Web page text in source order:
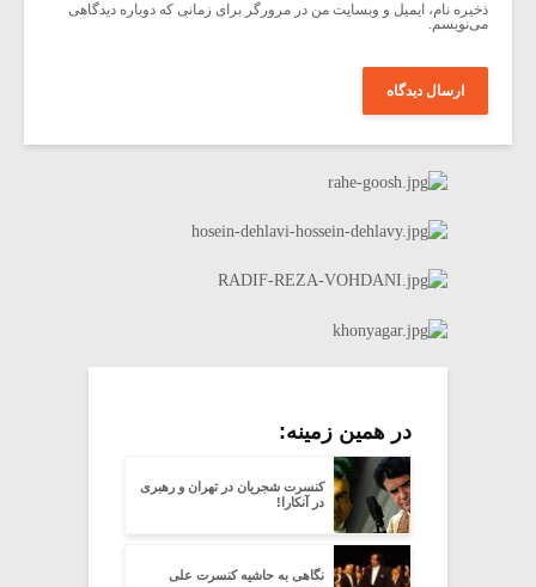
ذخیره نام، ایمیل و وبسایت من در مرورگر برای زمانی که دوباره دیدگاهی
می‌نویسم.
در همین زمینه:
کنسرت شجریان در تهران و رهبری
در آنکارا!
نگاهی به حاشیه کنسرت علی